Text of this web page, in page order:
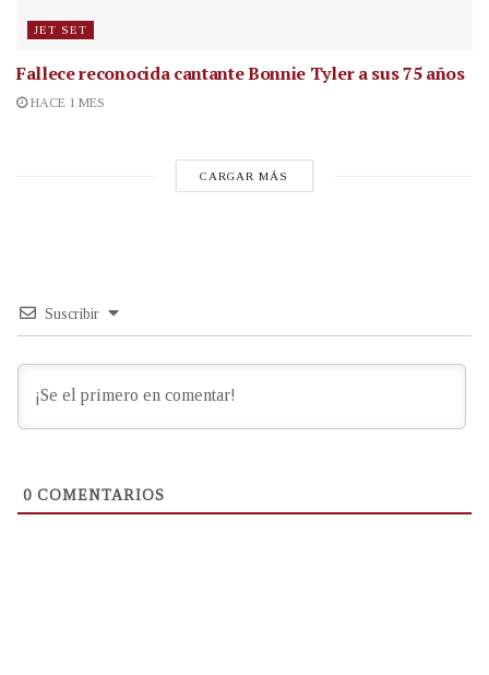
JET SET
Fallece reconocida cantanteBonnie Tyler a sus 75 años
HACE 1 MES
CARGAR MÁS
Suscribir
0 COMENTARIOS